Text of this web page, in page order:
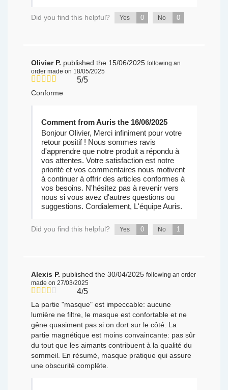
Did you find this helpful? Yes 0 No 0
Olivier P. published the 15/06/2025 following an
order made on 18/05/2025
5/5
Conforme
Comment from Auris the 16/06/2025
Bonjour Olivier, Merci infiniment pour votre
retour positif ! Nous sommes ravis
d'apprendre que notre produit a répondu à
vos attentes. Votre satisfaction est notre
priorité et vos commentaires nous motivent
à continuer à offrir des articles conformes à
vos besoins. N'hésitez pas à revenir vers
nous si vous avez d'autres questions ou
suggestions. Cordialement, L'équipe Auris.
Did you find this helpful? Yes 0 No 1
Alexis P. published the 30/04/2025 following an order
made on 27/03/2025
4/5
La partie "masque" est impeccable: aucune
lumière ne filtre, le masque est confortable et ne
gêne quasiment pas si on dort sur le côté. La
partie magnétique est moins convaincante: pas sûr
du tout que les aimants contribuent à la qualité du
sommeil. En résumé, masque pratique qui assure
une obscurité complète.